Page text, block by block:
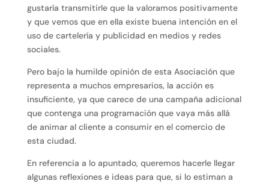
gustaría transmitirle que la valoramos positivamente
y que vemos que en ella existe buena intención en el
uso de cartelería y publicidad en medios y redes
sociales.
Pero bajo la humilde opinión de esta Asociación que
representa a muchos empresarios, la acción es
insuficiente, ya que carece de una campaña adicional
que contenga una programación que vaya más allá
de animar al cliente a consumir en el comercio de
esta ciudad.
En referencia a lo apuntado, queremos hacerle llegar
algunas reflexiones e ideas para que, si lo estiman a